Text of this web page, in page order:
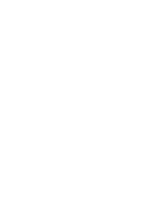
Schule und Ausbildung.
ist Vermögen, wenn es
den Lebensunterhalt genutzt
verpfändet ist.